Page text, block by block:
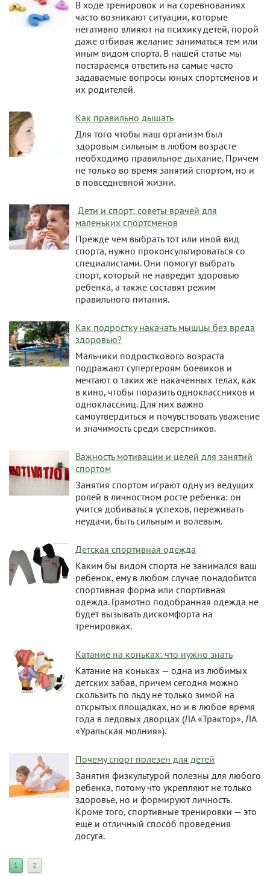
В ходе тренировок и на соревнованиях
часто возникают ситуации, которые
негативно влияют на психику детей, порой
даже отбивая желание заниматься тем или
иным видом спорта. В нашей статье мы
постараемся ответить на самые часто
задаваемые вопросы юных спортсменов и
их родителей.
Как правильно дышать
Для того чтобы наш организм был
здоровым сильным в любом возрасте
необходимо правильное дыхание. Причем
не только во время занятий спортом, но и
в повседневной жизни.
Дети и спорт: советы врачей для
маленьких спортсменов
Прежде чем выбрать тот или иной вид
спорта, нужно проконсультироваться со
специалистами. Они помогут выбрать
спорт, который не навредит здоровью
ребенка, а также составят режим
правильного питания.
Как подростку накачать мышцы без вреда
здоровью?
Мальчики подросткового возраста
подражают супергероям боевиков и
мечтают о таких же накаченных телах, как
в кино, чтобы поразить одноклассников и
одноклассниц. Для них важно
самоутвердиться и почувствовать уважение
и значимость среди сверстников.
Важность мотивации и целей для занятий
спортом
Занятия спортом играют одну из ведущих
ролей в личностном росте ребенка: он
учится добиваться успехов, переживать
неудачи, быть сильным и волевым.
Детская спортивная одежда
Каким бы видом спорта не занимался ваш
ребенок, ему в любом случае понадобится
спортивная форма или спортивная
одежда. Грамотно подобранная одежда не
будет вызывать дискомфорта на
тренировках.
Катание на коньках: что нужно знать
Катание на коньках — одна из любимых
детских забав, причем сегодня можно
скользить по льду не только зимой на
открытых площадках, но и в любое время
года в ледовых дворцах (ЛА «Трактор», ЛА
«Уральская молния»).
Почему спорт полезен для детей
Занятия физкультурой полезны для любого
ребенка, потому что укрепляют не только
здоровье, но и формируют личность.
Кроме того, спортивные тренировки — это
еще и отличный способ проведения
досуга.
1 2